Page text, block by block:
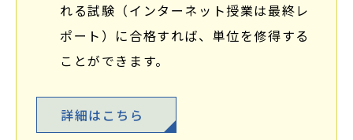
れる試験（インターネット授業は最終レ
ポート）に合格すれば、単位を修得する
ことができます。
詳細はこちら